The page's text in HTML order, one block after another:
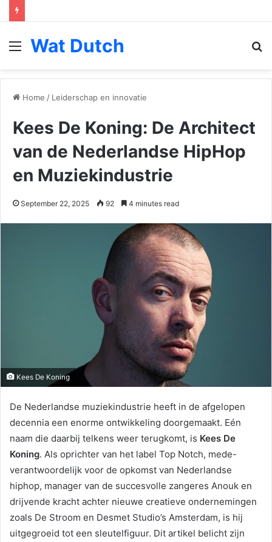
Menu
Wat Dutch
Home / Leiderschap en innovatie
Kees De Koning: De Architect
van de Nederlandse HipHop
en Muziekindustrie
September 22, 2025 92 4 minutes read
Kees De Koning
De Nederlandse muziekindustrie heeft in de afgelopen
decennia een enorme ontwikkeling doorgemaakt. Eén
naam die daarbij telkens weer terugkomt, is Kees De
Koning. Als oprichter van het label Top Notch, mede-
verantwoordelijk voor de opkomst van Nederlandse
hiphop, manager van de succesvolle zangeres Anouk en
drijvende kracht achter nieuwe creatieve ondernemingen
zoals De Stroom en Desmet Studio’s Amsterdam, is hij
uitgegroeid tot een sleutelfiguur. Dit artikel belicht zijn